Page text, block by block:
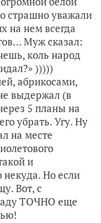
страшно уважали
на нем всегда
Муж сказал:
коль народ
)))))
абрикосами,
выдержал (в
5 планы на
убрать. Угу. Ну
на месте
и
Но если
Вот, с
ТОЧНО еще